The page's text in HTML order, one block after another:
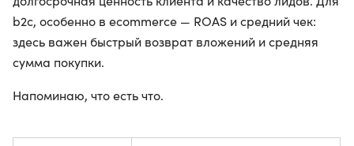
b2c, особенно в ecommerce — ROAS и средний чек:
здесь важен быстрый возврат вложений и средняя
сумма покупки.
Напоминаю, что есть что.